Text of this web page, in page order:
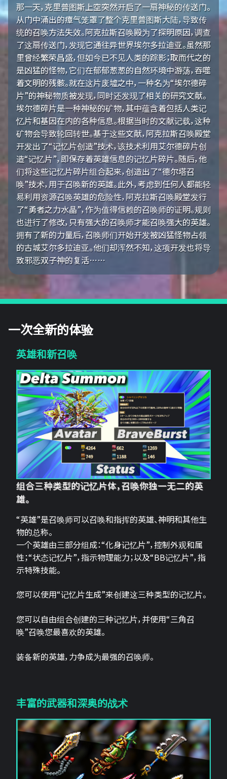
那一天，克里普图斯上空突然开启了一扇神秘的传送门。
从门中涌出的瘴气笼罩了整个克里普图斯大陆，导致传
统的召唤方法失效。阿克拉斯召唤殿为了探明原因，调查
了这扇传送门，发现它通往异世界埃尔多拉迪亚。虽然那
里曾经繁荣昌盛，但如今已不见人类的踪影；取而代之的
是凶猛的怪物，它们在郁郁葱葱的自然环境中游荡，吞噬
着文明的残骸。就在这片废墟之中，一种名为“埃尔德碎
片”的神秘物质被发现，同时还发现了相关的研究文献。
埃尔德碎片是一种神秘的矿物，其中蕴含着包括人类记
忆片和基因在内的各种信息。根据当时的文献记载，这种
矿物会导致轮回转世。基于这些文献，阿克拉斯召唤殿堂
开发出了“记忆片创造”技术，该技术利用艾尔德碎片创
造“记忆片”，即保存着英雄信息的记忆片碎片。随后，他
们将这些记忆片碎片组合起来，创造出了“德尔塔召
唤”技术，用于召唤新的英雄。此外，考虑到任何人都能轻
易利用资源召唤英雄的危险性，阿克拉斯召唤殿堂发行
了“勇者之力水晶”，作为值得信赖的召唤师的证明。规则
也进行了修改，只有强大的召唤师才能召唤强大的英雄。
拥有了新的力量后，召唤师们开始开发被凶猛怪物占领
的古城艾尔多拉迪亚。他们却浑然不知，这项开发也将导
致邪恶双子神的复活……
一次全新的体验
英雄和新召唤
组合三种类型的记忆片体，召唤你独一无二的英
雄。
“英雄”是召唤师可以召唤和指挥的英雄、神明和其他生
物的总称。
一个英雄由三部分组成：“化身记忆片”，控制外观和属
性；“状态记忆片”，指示物理能力；以及“BB记忆片”，指
示特殊技能。
您可以使用“记忆片生成”来创建这三种类型的记忆片。
您可以自由组合创建的三种记忆片，并使用“三角召
唤”召唤您最喜欢的英雄。
装备新的英雄，力争成为最强的召唤师。
丰富的武器和深奥的战术